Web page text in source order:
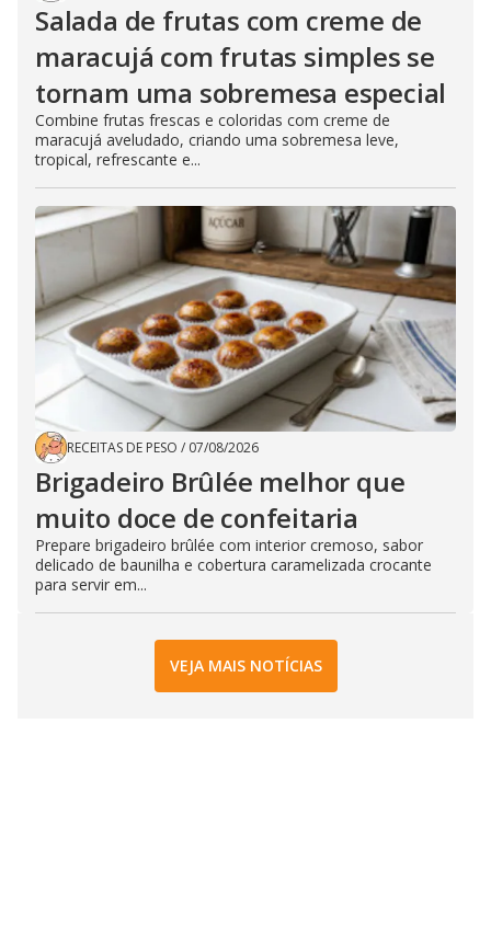
Salada de frutas com creme de
maracujá com frutas simples se
tornam uma sobremesa especial
Combine frutas frescas e coloridas com creme de
maracujá aveludado, criando uma sobremesa leve,
tropical, refrescante e...
RECEITAS DE PESO / 07/08/2026
Brigadeiro Brûlée melhor que
muito doce de confeitaria
Prepare brigadeiro brûlée com interior cremoso, sabor
delicado de baunilha e cobertura caramelizada crocante
para servir em...
VEJA MAIS NOTÍCIAS